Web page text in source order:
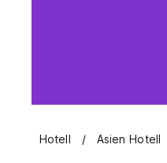
Hotell Asien Hotell